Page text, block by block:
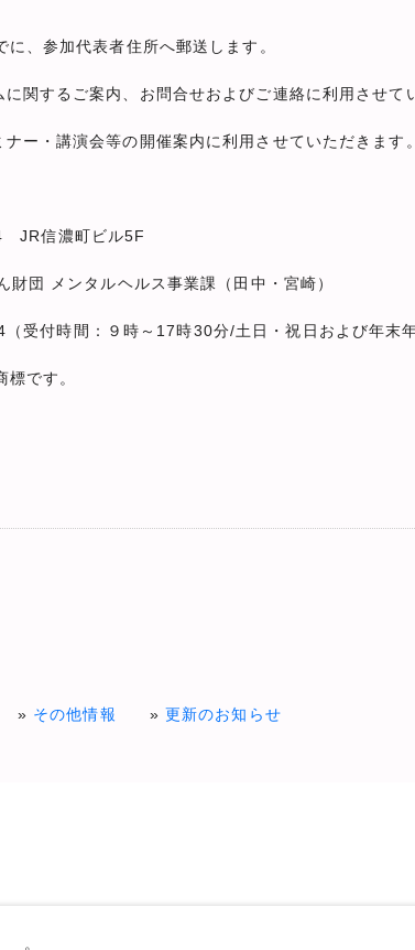
、参加代表者住所へ郵送します。
関するご案内、お問合せおよびご連絡に利用させ
ー・講演会等の開催案内に利用させていただきます。
信濃町ビル5F
ヘルス事業課（田中・宮崎）
～17時30分/土日・祝日および年末年始
です。
その他情報 更新のお知らせ